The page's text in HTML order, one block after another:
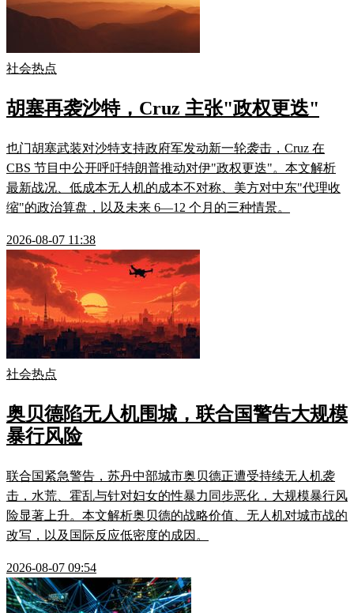
社会热点
胡塞再袭沙特，Cruz 主张"政权更迭"
也门胡塞武装对沙特支持政府军发动新一轮袭击，Cruz 在
CBS 节目中公开呼吁特朗普推动对伊"政权更迭"。本文解析
最新战况、低成本无人机的成本不对称、美方对中东"代理收
缩"的政治算盘，以及未来 6—12 个月的三种情景。
2026-08-07 11:38
社会热点
奥贝德陷无人机围城，联合国警告大规模
暴行风险
联合国紧急警告，苏丹中部城市奥贝德正遭受持续无人机袭
击，水荒、霍乱与针对妇女的性暴力同步恶化，大规模暴行风
险显著上升。本文解析奥贝德的战略价值、无人机对城市战的
改写，以及国际反应低密度的成因。
2026-08-07 09:54